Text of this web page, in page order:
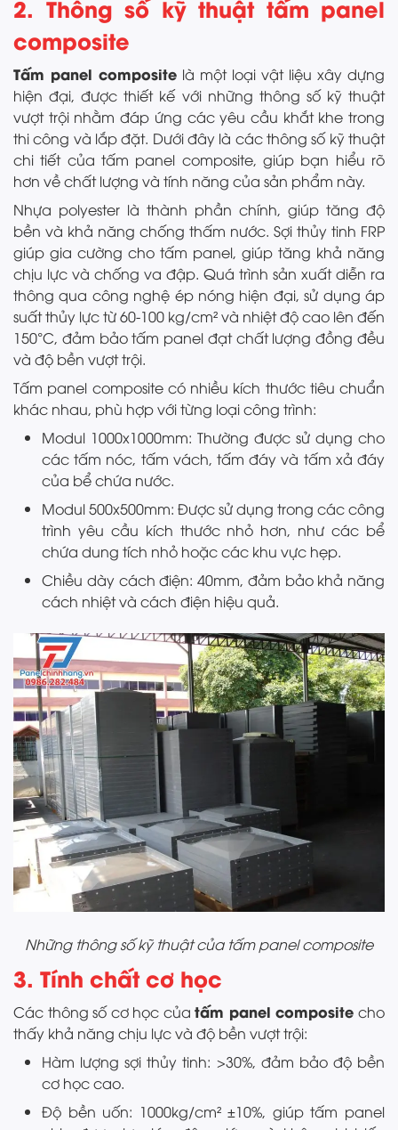
2. Thông số kỹ thuật tấm panel
composite
Tấm panel composite là một loại vật liệu xây dựng
hiện đại, được thiết kế với những thông số kỹ thuật
vượt trội nhằm đáp ứng các yêu cầu khắt khe trong
thi công và lắp đặt. Dưới đây là các thông số kỹ thuật
chi tiết của tấm panel composite, giúp bạn hiểu rõ
hơn về chất lượng và tính năng của sản phẩm này.
Nhựa polyester là thành phần chính, giúp tăng độ
bền và khả năng chống thấm nước. Sợi thủy tinh FRP
giúp gia cường cho tấm panel, giúp tăng khả năng
chịu lực và chống va đập. Quá trình sản xuất diễn ra
thông qua công nghệ ép nóng hiện đại, sử dụng áp
suất thủy lực từ 60-100 kg/cm² và nhiệt độ cao lên đến
150°C, đảm bảo tấm panel đạt chất lượng đồng đều
và độ bền vượt trội.
Tấm panel composite có nhiều kích thước tiêu chuẩn
khác nhau, phù hợp với từng loại công trình:
Modul 1000x1000mm: Thường được sử dụng cho
các tấm nóc, tấm vách, tấm đáy và tấm xả đáy
của bể chứa nước.
Modul 500x500mm: Được sử dụng trong các công
trình yêu cầu kích thước nhỏ hơn, như các bể
chứa dung tích nhỏ hoặc các khu vực hẹp.
Chiều dày cách điện: 40mm, đảm bảo khả năng
cách nhiệt và cách điện hiệu quả.
Những thông số kỹ thuật của tấm panel composite
3. Tính chất cơ học
Các thông số cơ học củatấm panel composite cho
thấy khả năng chịu lực và độ bền vượt trội:
Hàm lượng sợi thủy tinh: >30%, đảm bảo độ bền
cơ học cao.
Độ bền uốn: 1000kg/cm² ±10%, giúp tấm panel